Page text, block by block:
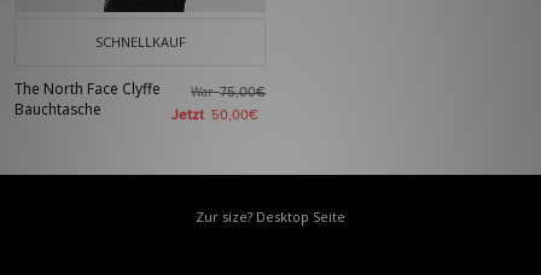
SCHNELLKAUF
The North Face Clyffe
Bauchtasche
War75,00€
Jetzt 50,00€
Zur size? Desktop Seite